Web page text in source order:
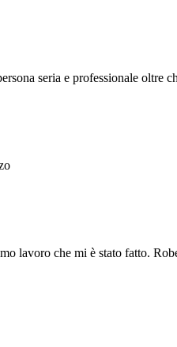
seria e professionale oltre
lavoro che mi è stato fatto.